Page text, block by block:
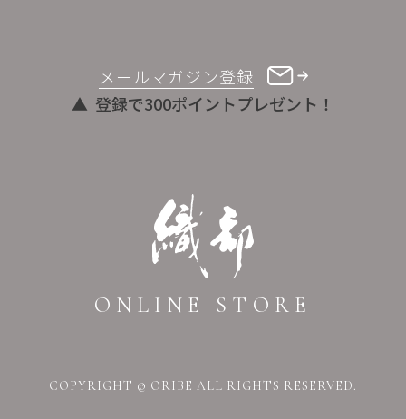
ONLINE STORE
メールマガジン登録
登録で300ポイントプレゼント！
COPYRIGHT © ORIBE ALL RIGHTS RESERVED.